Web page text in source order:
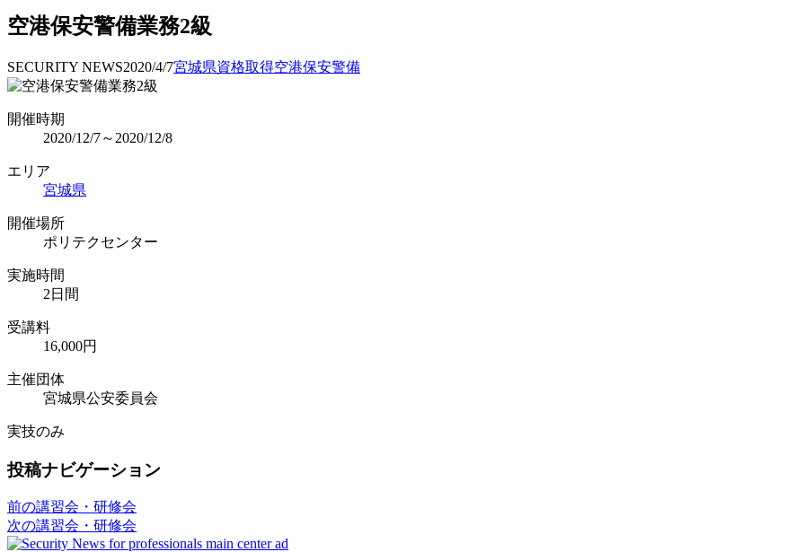
空港保安警備業務2級
SECURITY NEWS2020/4/7宮城県資格取得空港保安警備
開催時期
2020/12/7～2020/12/8
エリア
宮城県
開催場所
ポリテクセンター
実施時間
2日間
受講料
16,000円
主催団体
宮城県公安委員会
実技のみ
投稿ナビゲーション
前の講習会・研修会
次の講習会・研修会